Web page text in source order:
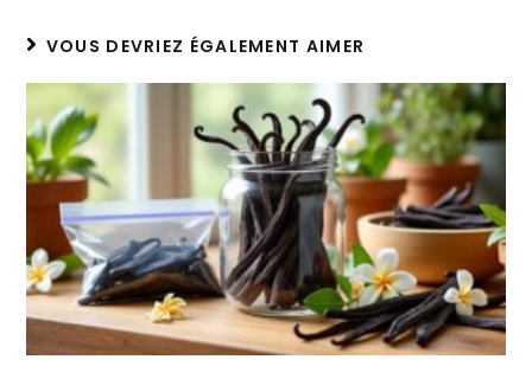
VOUS DEVRIEZ ÉGALEMENT AIMER